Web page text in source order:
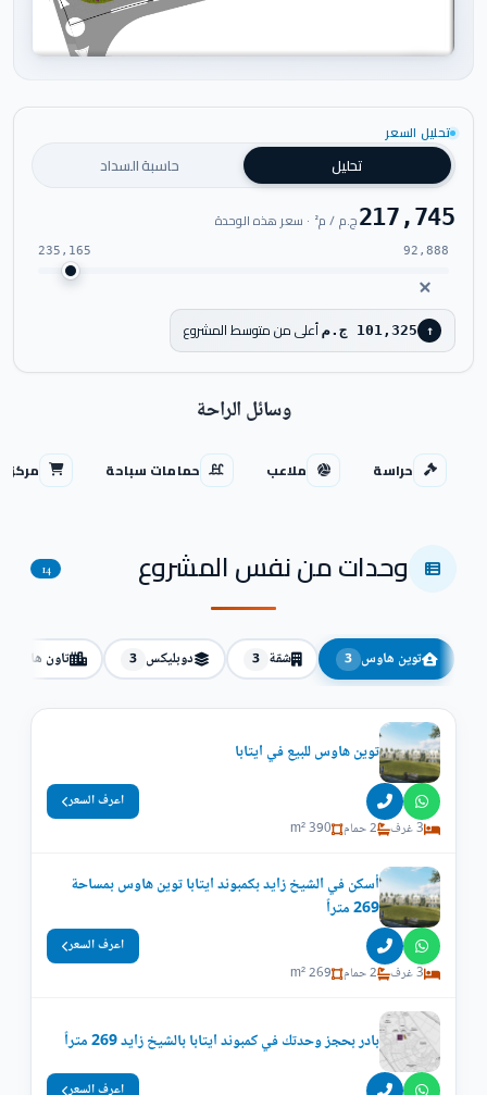
تحليل السعر
تحليل حاسبة السداد
217,745ج.م / م² · سعر هذه الوحدة
92,888
235,165
↑ 101,325 ج.م أعلى من متوسط المشروع
وسائل الراحة
حراسة ملاعب حمامات سباحة مركز
وحدات من نفس المشروع 14
توين هاوس 3 شقة 3 دوبليكس 3 تاون هاوس
توين هاوس للبيع في ايتابا
3 غرف 2 حمام 390 m²
اعرف السعر
أسكن في الشيخ زايد بكمبوند ايتابا توين هاوس بمساحة
269 متراً
3 غرف 2 حمام 269 m²
اعرف السعر
بادر بحجز وحدتك في كمبوند ايتابا بالشيخ زايد 269 متراً
اعرف السعر